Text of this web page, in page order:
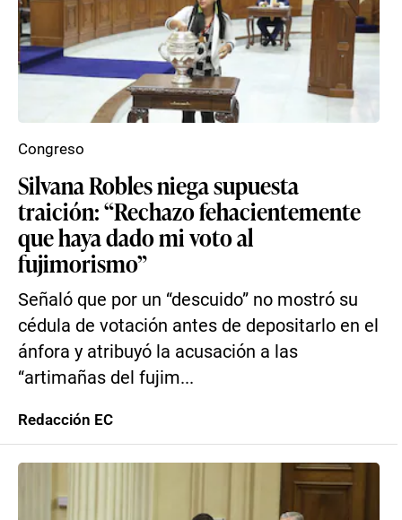
Silvana Robles niega supuesta
traición: “Rechazo fehacientemente
que haya dado mi voto al
fujimorismo”
Señaló que por un “descuido” no mostró su
cédula de votación antes de depositarlo en el
ánfora y atribuyó la acusación a las
“artimañas del fujim...
Congreso
Redacción EC